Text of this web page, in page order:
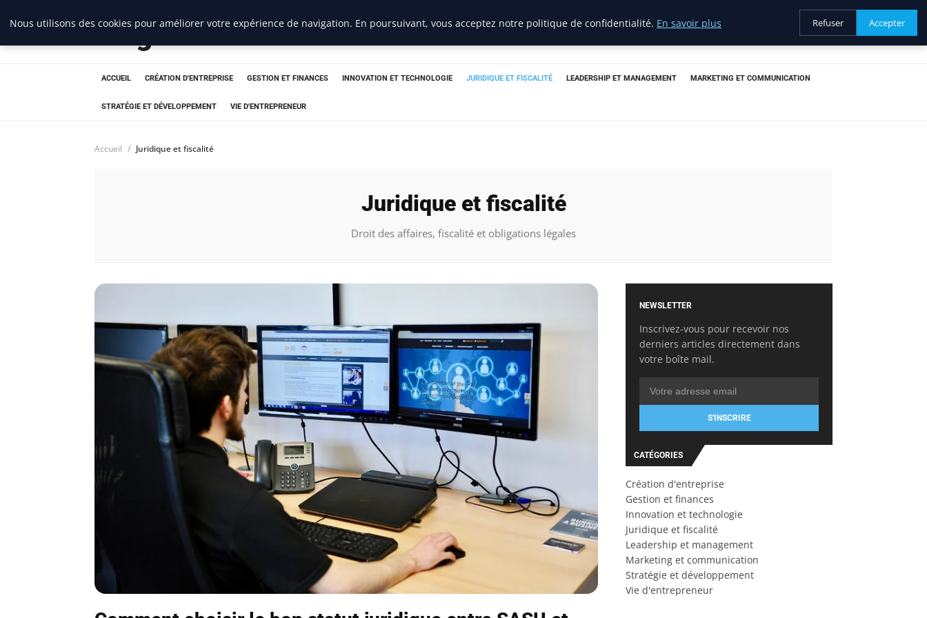
Blogue Sc
ACCUEIL CRÉATION D'ENTREPRISE GESTION ET FINANCES INNOVATION ET TECHNOLOGIE JURIDIQUE ET FISCALITÉ LEADERSHIP ET MANAGEMENT MARKETING ET COMMUNICATION
STRATÉGIE ET DÉVELOPPEMENT VIE D'ENTREPRENEUR
Accueil Juridique et fiscalité
Juridique et fiscalité
Droit des affaires, fiscalité et obligations légales
NEWSLETTER
Inscrivez-vous pour recevoir nos
derniers articles directement dans
votre boîte mail.
S'INSCRIRE
CATÉGORIES
Création d'entreprise
Gestion et finances
Innovation et technologie
Juridique et fiscalité
Leadership et management
Marketing et communication
Stratégie et développement
Vie d'entrepreneur
Nous utilisons des cookies pour améliorer votre expérience de navigation. En poursuivant, vous acceptez notre politique de confidentialité. En savoir plus Refuser Accepter